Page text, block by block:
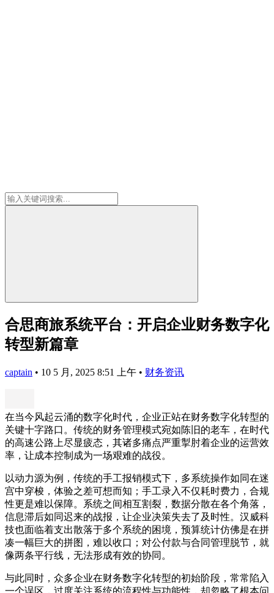
合思商旅系统平台：开启企业财务数字化
转型新篇章
captain • 10 5 月, 2025 8:51 上午 • 财务资讯
在当今风起云涌的数字化时代，企业正站在财务数字化转型的
关键十字路口。传统的财务管理模式宛如陈旧的老车，在时代
的高速公路上尽显疲态，其诸多痛点严重掣肘着企业的运营效
率，让成本控制成为一场艰难的战役。
以动力源为例，传统的手工报销模式下，多系统操作如同在迷
宫中穿梭，体验之差可想而知；手工录入不仅耗时费力，合规
性更是难以保障。系统之间相互割裂，数据分散在各个角落，
信息滞后如同迟来的战报，让企业决策失去了及时性。汉威科
技也面临着支出散落于多个系统的困境，预算统计仿佛是在拼
凑一幅巨大的拼图，难以收口；对公付款与合同管理脱节，就
像两条平行线，无法形成有效的协同。
与此同时，众多企业在财务数字化转型的初始阶段，常常陷入
一个误区，过度关注系统的流程性与功能性，却忽略了根本问